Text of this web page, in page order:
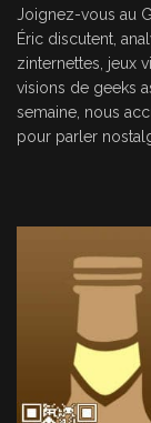
u
r
a
u
d
i
Joignez-vous au
Éric discutent,
zinternettes, jeux
visions de geeks
semaine, nous
pour parler